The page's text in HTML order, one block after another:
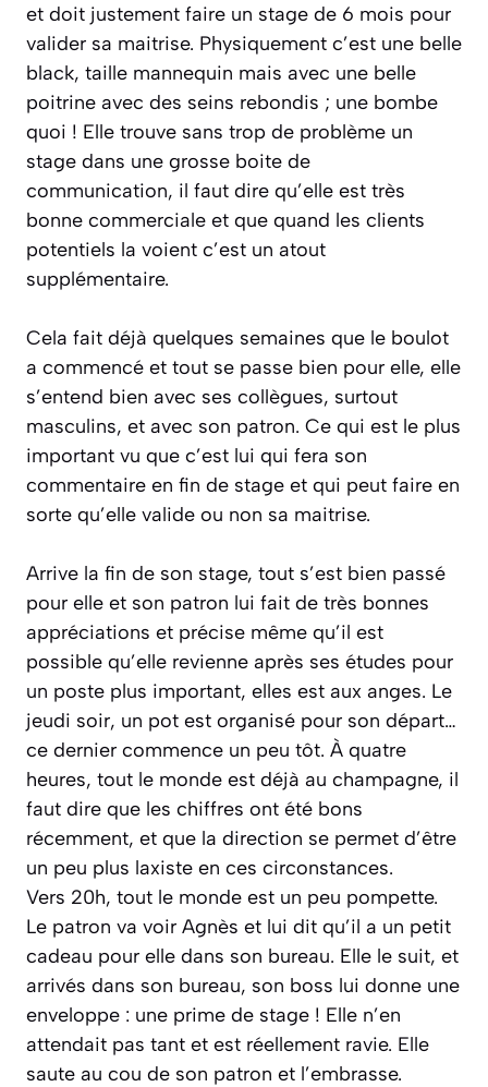
et doit justement faire un stage de 6 mois pour
valider sa maitrise. Physiquement c’est une belle
black, taille mannequin mais avec une belle
poitrine avec des seins rebondis ; une bombe
quoi ! Elle trouve sans trop de problème un
stage dans une grosse boite de
communication, il faut dire qu’elle est très
bonne commerciale et que quand les clients
potentiels la voient c’est un atout
supplémentaire.
Cela fait déjà quelques semaines que le boulot
a commencé et tout se passe bien pour elle, elle
s’entend bien avec ses collègues, surtout
masculins, et avec son patron. Ce qui est le plus
important vu que c’est lui qui fera son
commentaire en fin de stage et qui peut faire en
sorte qu’elle valide ou non sa maitrise.
Arrive la fin de son stage, tout s’est bien passé
pour elle et son patron lui fait de très bonnes
appréciations et précise même qu’il est
possible qu’elle revienne après ses études pour
un poste plus important, elles est aux anges. Le
jeudi soir, un pot est organisé pour son départ…
ce dernier commence un peu tôt. À quatre
heures, tout le monde est déjà au champagne, il
faut dire que les chiffres ont été bons
récemment, et que la direction se permet d’être
un peu plus laxiste en ces circonstances.
Vers 20h, tout le monde est un peu pompette.
Le patron va voir Agnès et lui dit qu’il a un petit
cadeau pour elle dans son bureau. Elle le suit, et
arrivés dans son bureau, son boss lui donne une
enveloppe : une prime de stage ! Elle n’en
attendait pas tant et est réellement ravie. Elle
saute au cou de son patron et l’embrasse.